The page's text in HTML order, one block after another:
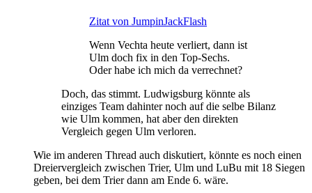
Zitat von JumpinJackFlash
Wenn Vechta heute verliert, dann ist
Ulm doch fix in den Top-Sechs.
Oder habe ich mich da verrechnet?
Doch, das stimmt. Ludwigsburg könnte als
einziges Team dahinter noch auf die selbe Bilanz
wie Ulm kommen, hat aber den direkten
Vergleich gegen Ulm verloren.
Wie im anderen Thread auch diskutiert, könnte es noch einen
Dreiervergleich zwischen Trier, Ulm und LuBu mit 18 Siegen
geben, bei dem Trier dann am Ende 6. wäre.